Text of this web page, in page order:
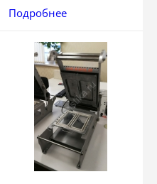
Подробнее